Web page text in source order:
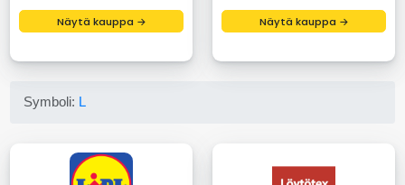
Näytä kauppa → Näytä kauppa →
Symboli: L